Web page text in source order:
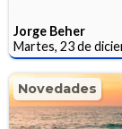
Jorge Beher
Martes, 23 de
Novedades